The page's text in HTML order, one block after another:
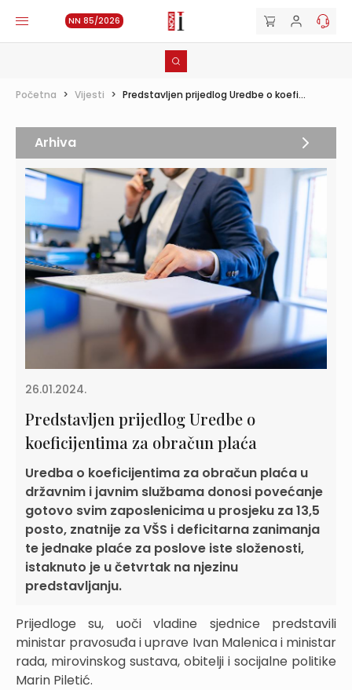
NN 85/2026
Početna > Vijesti > Predstavljen prijedlog Uredbe o koefi...
26.01.2024.
Predstavljen prijedlog Uredbe o
koeficijentima za obračun plaća
Uredba o koeficijentima za obračun plaća u
državnim i javnim službama donosi povećanje
gotovo svim zaposlenicima u prosjeku za 13,5
posto, znatnije za VŠS i deficitarna zanimanja
te jednake plaće za poslove iste složenosti,
istaknuto je u četvrtak na njezinu
predstavljanju.
Prijedloge su, uoči vladine sjednice predstavili
ministar pravosuđa i uprave Ivan Malenica i ministar
rada, mirovinskog sustava, obitelji i socijalne politike
Marin Piletić.
Arhiva